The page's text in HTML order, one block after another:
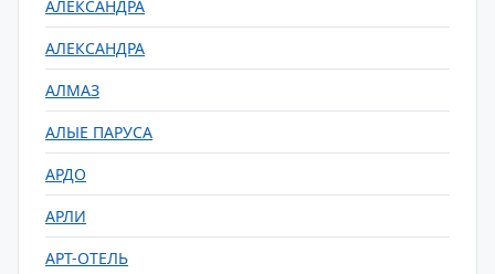
АЛЕКСАНДРА
АЛЕКСАНДРА
АЛМАЗ
АЛЫЕ ПАРУСА
АРДО
АРЛИ
АРТ-ОТЕЛЬ